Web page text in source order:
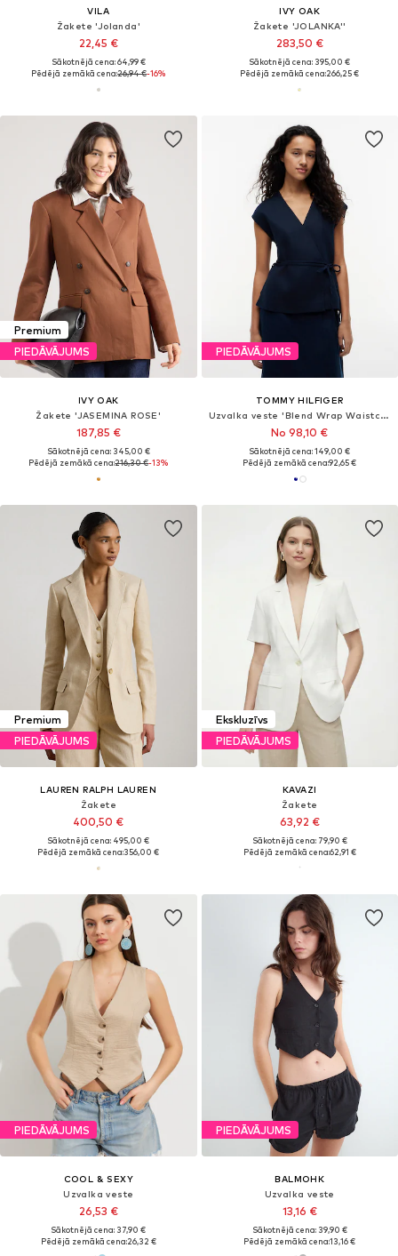
VILA
Žakete 'Jolanda'
22,45 €
Sākotnējā cena: 64,99 €
Pēdējā zemākā cena:26,94 €-16%
IVY OAK
Žakete 'JOLANKA''
283,50 €
Sākotnējā cena: 395,00 €
Pēdējā zemākā cena:266,25 €
Premium
PIEDĀVĀJUMS
IVY OAK
Žakete 'JASEMINA ROSE'
187,85 €
Sākotnējā cena: 345,00 €
Pēdējā zemākā cena:216,30 €-13%
PIEDĀVĀJUMS
TOMMY HILFIGER
Uzvalka veste 'Blend Wrap Waistcoat'
No 98,10 €
Sākotnējā cena: 149,00 €
Pēdējā zemākā cena:92,65 €
Premium
PIEDĀVĀJUMS
LAUREN RALPH LAUREN
Žakete
400,50 €
Sākotnējā cena: 495,00 €
Pēdējā zemākā cena:356,00 €
Ekskluzīvs
PIEDĀVĀJUMS
KAVAZI
Žakete
63,92 €
Sākotnējā cena: 79,90 €
Pēdējā zemākā cena:62,91 €
PIEDĀVĀJUMS
COOL & SEXY
Uzvalka veste
26,53 €
Sākotnējā cena: 37,90 €
Pēdējā zemākā cena:26,32 €
PIEDĀVĀJUMS
BALMOHK
Uzvalka veste
13,16 €
Sākotnējā cena: 39,90 €
Pēdējā zemākā cena:13,16 €